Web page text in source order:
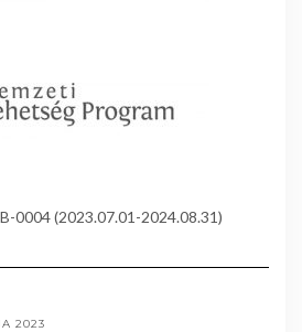
0004 (2023.07.01-2024.08.31)
2023